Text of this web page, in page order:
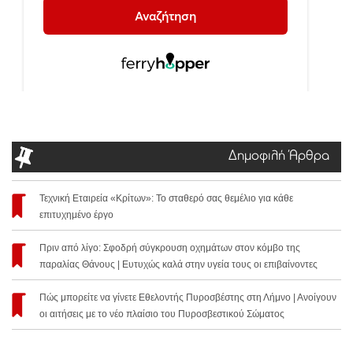
Δημοφιλή Άρθρα
Τεχνική Εταιρεία «Κρίτων»: Το σταθερό σας θεμέλιο για κάθε
επιτυχημένο έργο
Πριν από λίγο: Σφοδρή σύγκρουση οχημάτων στον κόμβο της
παραλίας Θάνους | Ευτυχώς καλά στην υγεία τους οι επιβαίνοντες
Πώς μπορείτε να γίνετε Εθελοντής Πυροσβέστης στη Λήμνο | Ανοίγουν
οι αιτήσεις με το νέο πλαίσιο του Πυροσβεστικού Σώματος